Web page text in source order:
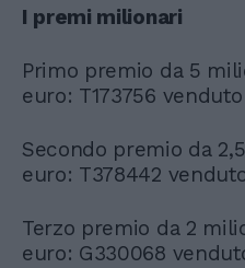
I premi milionari
Primo premio da 5
euro: T173756
Secondo premio da
euro: T378442
Terzo premio da 2
euro: G330068